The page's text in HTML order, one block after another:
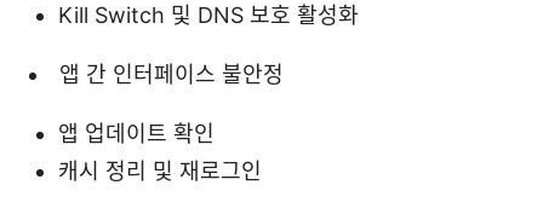
Kill Switch 및 DNS 보호 활성화
앱 간 인터페이스 불안정
앱 업데이트 확인
캐시 정리 및 재로그인